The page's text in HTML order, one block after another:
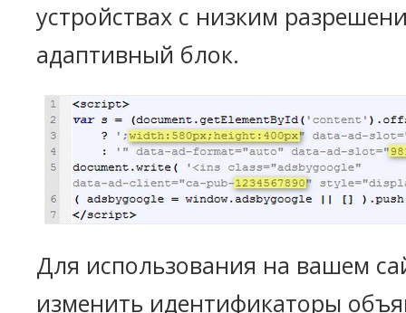
устройствах с низким
адаптивный блок.
Для использования на вашем
изменить идентификаторы